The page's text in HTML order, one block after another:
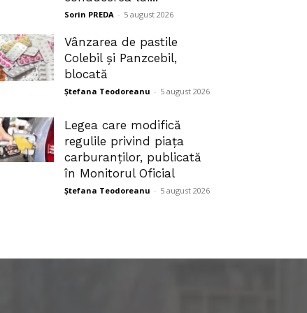
Sorin PREDA - 5 august 2026
Vânzarea de pastile
Colebil și Panzcebil,
blocată
Ștefana Teodoreanu - 5 august 2026
Legea care modifică
regulile privind piața
carburanților, publicată
în Monitorul Oficial
Ștefana Teodoreanu - 5 august 2026